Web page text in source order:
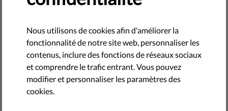
TECHNOLOGIES ET DROITS
Italie - Le paradoxe de
l'interdiction des drogues
Cultiver du cannabis pour un usage personnel constitue une
infraction en Italie, amenant les consommateurs à se tourner
Nous utilisons de cookies afin d'améliorer la
fonctionnalité de notre site web, personnaliser les
contenus, inclure des fonctions de réseaux sociaux
et comprendre le trafic entrant. Vous pouvez
modifier et personnaliser les paramètres des
cookies.